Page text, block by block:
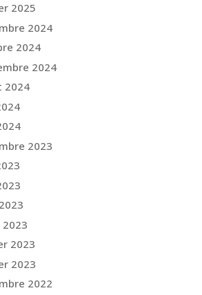
2025
2024
2024
2024
2024
2023
2023
2023
2022